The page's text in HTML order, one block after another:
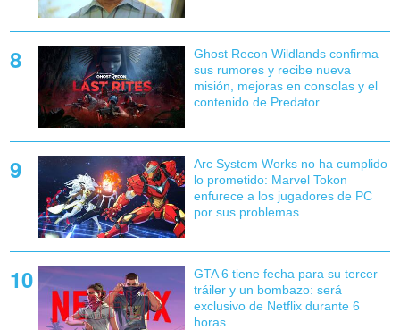
Ghost Recon Wildlands confirma
sus rumores y recibe nueva
misión, mejoras en consolas y el
contenido de Predator
Arc System Works no ha cumplido
lo prometido: Marvel Tokon
enfurece a los jugadores de PC
por sus problemas
GTA 6 tiene fecha para su tercer
tráiler y un bombazo: será
exclusivo de Netflix durante 6
horas